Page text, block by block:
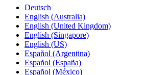
Deutsch
English (Australia)
English (United Kingdom)
English (Singapore)
English (US)
Español (Argentina)
Español (España)
Español (México)